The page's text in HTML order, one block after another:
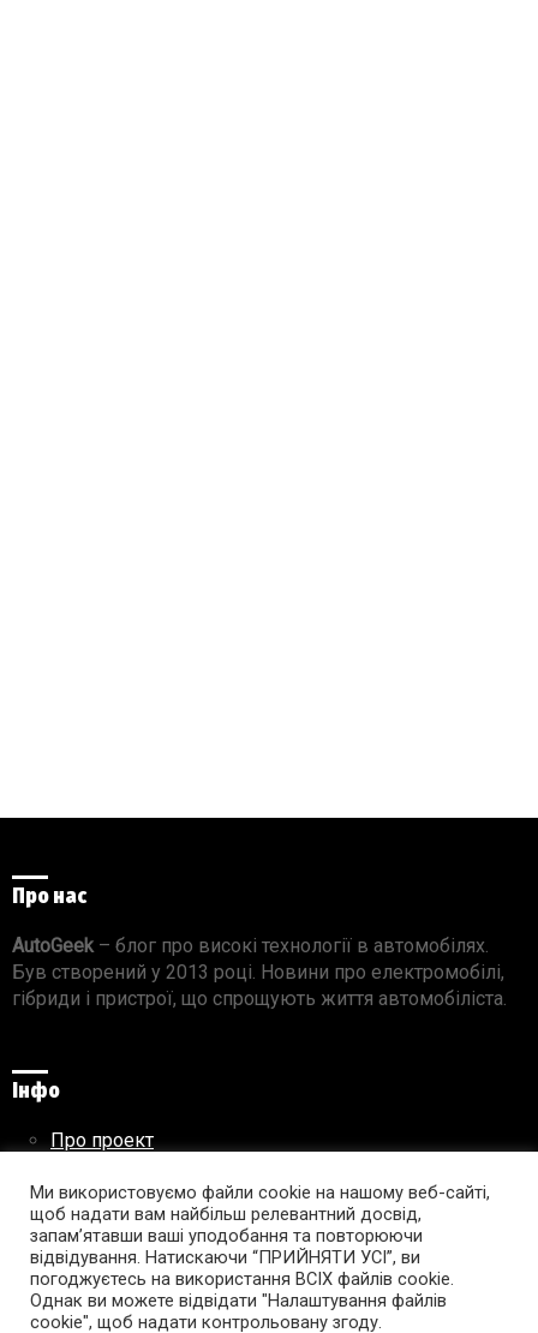
Про нас
AutoGeek– блог про високі технології в автомобілях.
Був створений у 2013 році. Новини про електромобілі,
гібриди і пристрої, що спрощують життя автомобіліста.
Інфо
Про проект
Правила використання матеріалів
Підпишись на AutoGeek!
facebooktwitter instagramyoutube tumblr linkedin
Ми використовуємо файли cookie на нашому веб-сайті,
щоб надати вам найбільш релевантний досвід,
запам’ятавши ваші уподобання та повторюючи
відвідування. Натискаючи “ПРИЙНЯТИ УСІ”, ви
погоджуєтесь на використання ВСІХ файлів cookie.
Однак ви можете відвідати "Налаштування файлів
cookie", щоб надати контрольовану згоду.